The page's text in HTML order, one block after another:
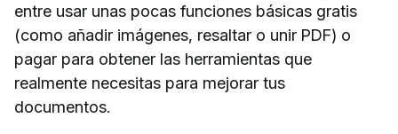
entre usar unas pocas funciones básicas gratis
(como añadir imágenes, resaltar o unir PDF) o
pagar para obtener las herramientas que
realmente necesitas para mejorar tus
documentos.